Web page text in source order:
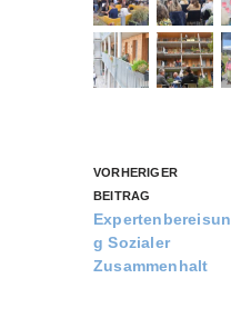
VORHERIGER
BEITRAG
Expertenbereisun
g Sozialer
Zusammenhalt